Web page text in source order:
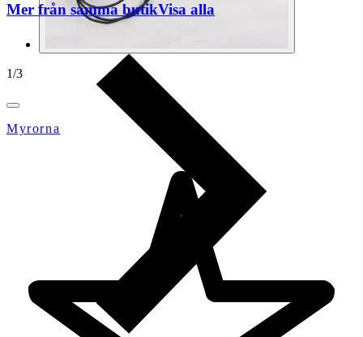
1/3
Myrorna
Mer från samma butikVisa alla